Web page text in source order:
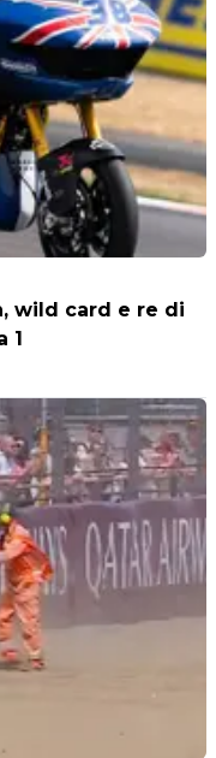
wild card e re di
1